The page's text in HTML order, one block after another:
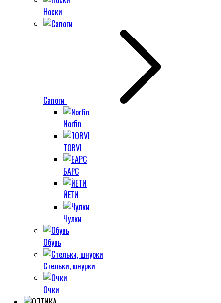
Носки
Сапоги
Norfin
TORVI
БАРС
ЙЕТИ
Чулки
Обувь
Стельки, шнурки
Очки